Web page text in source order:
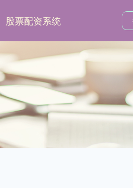
股票配资系统